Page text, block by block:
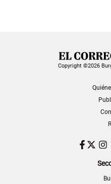
Copyright ©2026